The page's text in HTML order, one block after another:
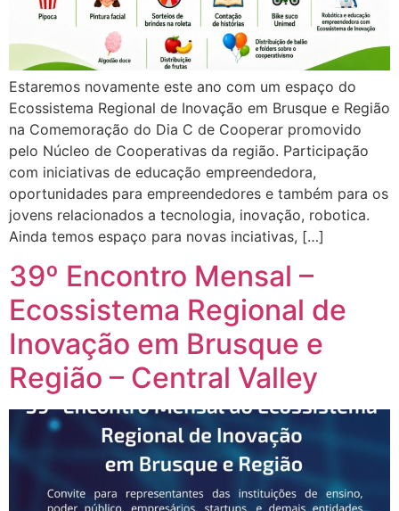
Estaremos novamente este ano com um espaço do
Ecossistema Regional de Inovação em Brusque e Região
na Comemoração do Dia C de Cooperar promovido
pelo Núcleo de Cooperativas da região. Participação
com iniciativas de educação empreendedora,
oportunidades para empreendedores e também para os
jovens relacionados a tecnologia, inovação, robotica.
Ainda temos espaço para novas inciativas, […]
39º Encontro Mensal –
Ecossistema Regional de
Inovação em Brusque e
Região – Central Valley